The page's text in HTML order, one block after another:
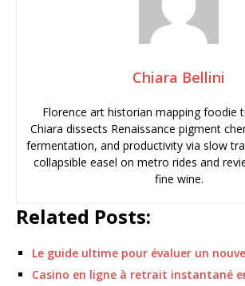
Chiara Bellini
Florence art historian mapping foodie
Chiara dissects Renaissance pigment
fermentation, and productivity via slow
collapsible easel on metro rides and
fine wine.
Related Posts:
Le guide ultime pour évaluer un
Casino en ligne à retrait instantané